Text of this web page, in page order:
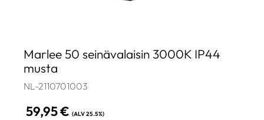
Marlee 50 seinävalaisin 3000K IP44
musta
NL-2110701003
59,95€ (ALV 25.5%)